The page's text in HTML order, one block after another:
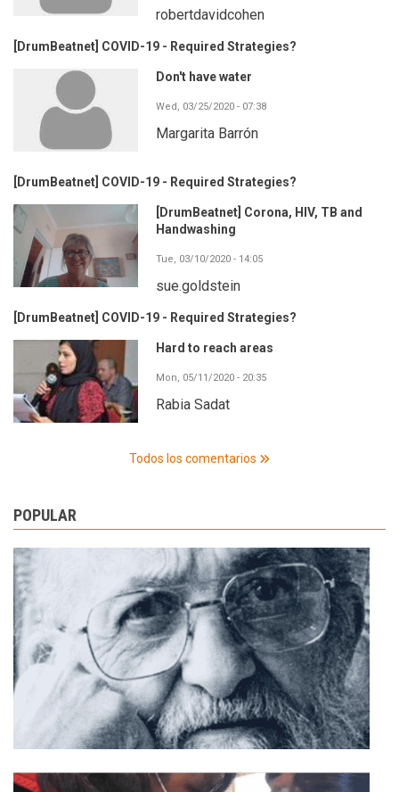
robertdavidcohen
[DrumBeatnet] COVID-19 - Required Strategies?
Don't have water
Wed, 03/25/2020 - 07:38
Margarita Barrón
[DrumBeatnet] COVID-19 - Required Strategies?
[DrumBeatnet] Corona, HIV, TB and
Handwashing
Tue, 03/10/2020 - 14:05
sue.goldstein
[DrumBeatnet] COVID-19 - Required Strategies?
Hard to reach areas
Mon, 05/11/2020 - 20:35
Rabia Sadat
Todos los comentarios
POPULAR